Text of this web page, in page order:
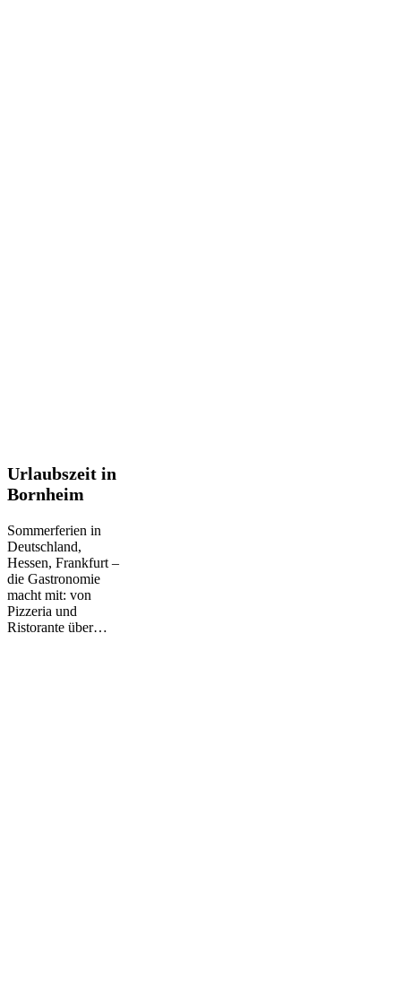
Urlaubszeit
in
Bornheim
Urlaubszeit in
Bornheim
Sommerferien in
Deutschland,
Hessen, Frankfurt –
die Gastronomie
macht mit: von
Pizzeria und
Ristorante über…